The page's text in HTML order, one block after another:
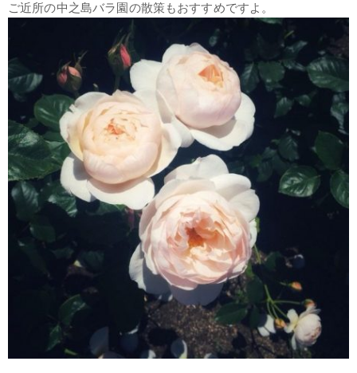
ご近所の中之島バラ園の散策もおすすめですよ。